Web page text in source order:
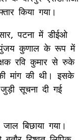
किया गया।
पटना में डीईओ
पुंजय कुणाल के रूप में
रवि कुमार से रुके
मांग की थी। इसके
सूचना दी गई
बिछाया गया।